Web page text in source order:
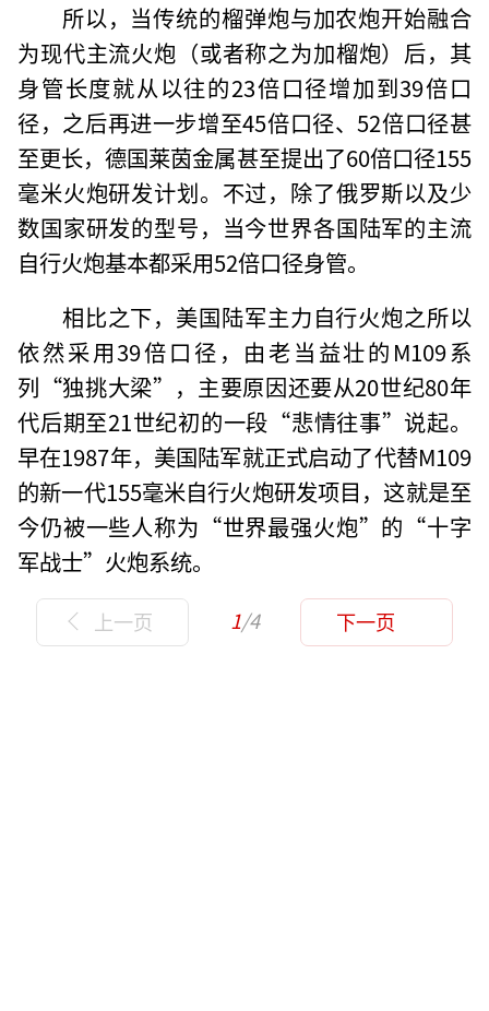
所以，当传统的榴弹炮与加农炮开始融合
为现代主流火炮（或者称之为加榴炮）后，其
身管长度就从以往的23倍口径增加到39倍口
径，之后再进一步增至45倍口径、52倍口径甚
至更长，德国莱茵金属甚至提出了60倍口径155
毫米火炮研发计划。不过，除了俄罗斯以及少
数国家研发的型号，当今世界各国陆军的主流
自行火炮基本都采用52倍口径身管。
相比之下，美国陆军主力自行火炮之所以
依然采用39倍口径，由老当益壮的M109系
列“独挑大梁”，主要原因还要从20世纪80年
代后期至21世纪初的一段“悲情往事”说起。
早在1987年，美国陆军就正式启动了代替M109
的新一代155毫米自行火炮研发项目，这就是至
今仍被一些人称为“世界最强火炮”的“十字
军战士”火炮系统。
上一页 1/4 下一页